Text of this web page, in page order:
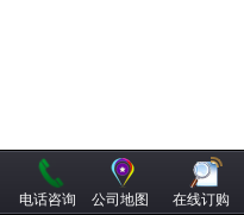
电话咨询 公司地图 在线订购